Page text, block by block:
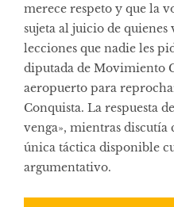
merece respeto y que la
sujeta al juicio de
lecciones que nadie les
diputada de Movimiento
aeropuerto para
Conquista. La respuesta
venga», mientras discutía
única táctica disponible
argumentativo.